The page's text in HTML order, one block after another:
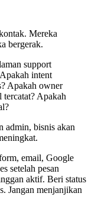
Mereka
bergerak.
support
intent
Apakah owner
Apakah
admin, bisnis akan
email, Google
setelah pesan
aktif. Beri status
Jangan menjanjikan